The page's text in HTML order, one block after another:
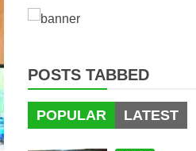
POSTS TABBED
POPULAR LATEST